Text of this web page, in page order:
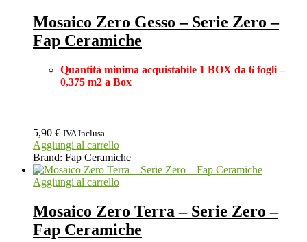
Mosaico Zero Gesso – Serie Zero –
Fap Ceramiche
Quantità minima acquistabile 1 BOX da 6 fogli –
0,375 m2 a Box
5,90 € IVA Inclusa
Aggiungi al carrello
Brand: Fap Ceramiche
Aggiungi al carrello
Mosaico Zero Terra – Serie Zero –
Fap Ceramiche